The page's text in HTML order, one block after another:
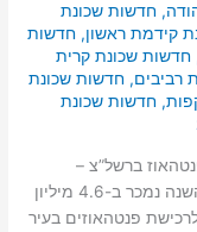
,חדשות שכונת
קידמת ראשון,חדשות
חדשות שכונת קרית
רביבים,חדשות שכונת
,חדשות שכונת
ברשל”צ –
כ-2.272 מיליון שקל. הפנטהאוז היקר ביותר השנה נמכר ב-4.6 מיליון
העסקאות לרכישת פנטהאוזים בעיר